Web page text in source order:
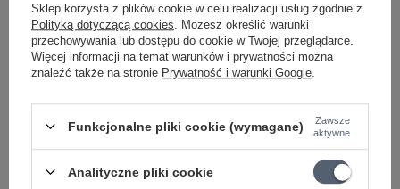
Kod producenta 20605-B/PLUS
KATEGORIA POKROWCE
Parametry bezpieczeństwa Parametry bezpieczeństwa
Może potrzebujesz tego do gitary
Sklep korzysta z plików cookie w celu realizacji usług zgodnie z
Polityką dotyczącą cookies . Możesz określić warunki
przechowywania lub dostępu do cookie w Twojej przeglądarce.
Więcej informacji na temat warunków i prywatności można
znaleźć także na stronie Prywatność i warunki Google
Funkcjonalne pliki cookie (wymagane)
Zawsze
aktywne
Analityczne pliki cookie